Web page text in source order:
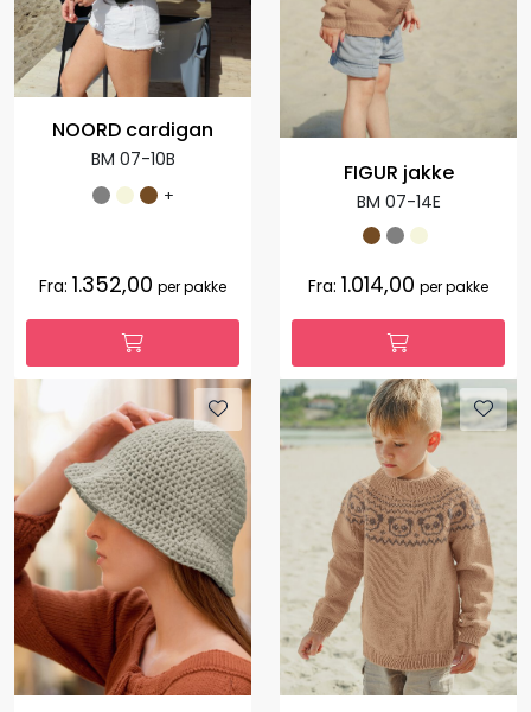
NOORD cardigan
BM 07-10B
+
Fra: 1.352,00 per pakke
FIGUR jakke
BM 07-14E
Fra: 1.014,00 per pakke